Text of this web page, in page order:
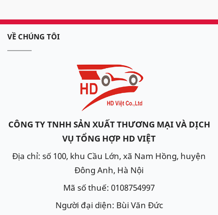
VỀ CHÚNG TÔI
CÔNG TY TNHH SẢN XUẤT THƯƠNG MẠI VÀ DỊCH
VỤ TỔNG HỢP HD VIỆT
Địa chỉ: số 100, khu Cầu Lớn, xã Nam Hồng, huyện
Đông Anh, Hà Nội
Mã số thuế: 0108754997
Người đại diện: Bùi Văn Đức